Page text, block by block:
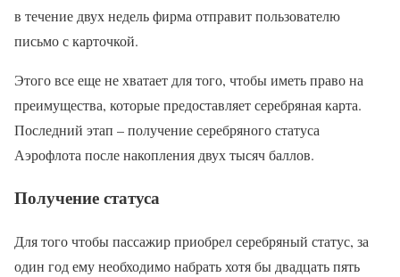
в течение двух недель фирма отправит пользователю
письмо с карточкой.
Этого все еще не хватает для того, чтобы иметь право на
преимущества, которые предоставляет серебряная карта.
Последний этап – получение серебряного статуса
Аэрофлота после накопления двух тысяч баллов.
Получение статуса
Для того чтобы пассажир приобрел серебряный статус, за
один год ему необходимо набрать хотя бы двадцать пять